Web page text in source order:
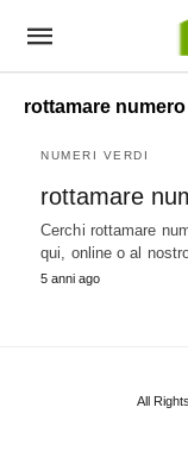
rottamare
NUMERI VERDI
rottamare
Cerchi rottamare
qui, online o al
5 anni ago
All